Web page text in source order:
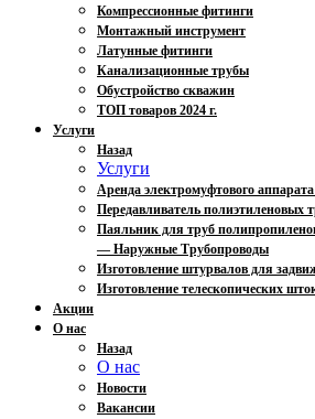
Компрессионные фитинги
Монтажный инструмент
Латунные фитинги
Канализационные трубы
Обустройство скважин
ТОП товаров 2024 г.
Услуги
Назад
Услуги
Аренда электромуфтового
Передавливатель полиэтиленовых
Паяльник для труб
— Наружные Трубопроводы
Изготовление штурвалов для
Изготовление телескопических
Акции
О нас
Назад
О нас
Новости
Вакансии